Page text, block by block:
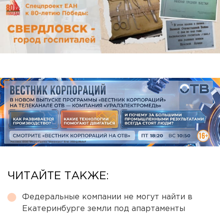
ЧИТАЙТЕ ТАКЖЕ:
Федеральные компании не могут найти в
Екатеринбурге земли под апартаменты